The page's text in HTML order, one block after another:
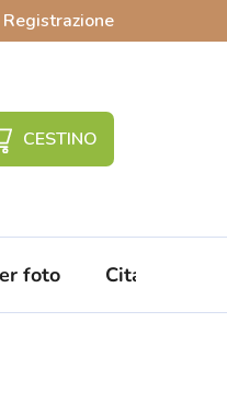
Registrazione
CARRELLO
SPESA
foto Citazioni da